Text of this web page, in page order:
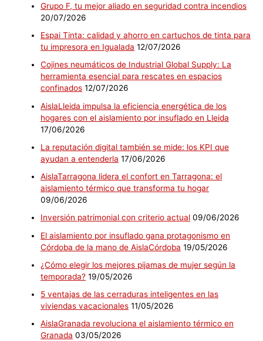
Grupo F, tu mejor aliado en seguridad contra incendios
20/07/2026
Espai Tinta: calidad y ahorro en cartuchos de tinta para
tu impresora en Igualada 12/07/2026
Cojines neumáticos de Industrial Global Supply: La
herramienta esencial para rescates en espacios
confinados 12/07/2026
AislaLleida impulsa la eficiencia energética de los
hogares con el aislamiento por insuflado en Lleida
17/06/2026
La reputación digital también se mide: los KPI que
ayudan a entenderla 17/06/2026
AislaTarragona lidera el confort en Tarragona: el
aislamiento térmico que transforma tu hogar
09/06/2026
Inversión patrimonial con criterio actual 09/06/2026
El aislamiento por insuflado gana protagonismo en
Córdoba de la mano de AislaCórdoba 19/05/2026
¿Cómo elegir los mejores pijamas de mujer según la
temporada? 19/05/2026
5 ventajas de las cerraduras inteligentes en las
viviendas vacacionales 11/05/2026
AislaGranada revoluciona el aislamiento térmico en
Granada 03/05/2026